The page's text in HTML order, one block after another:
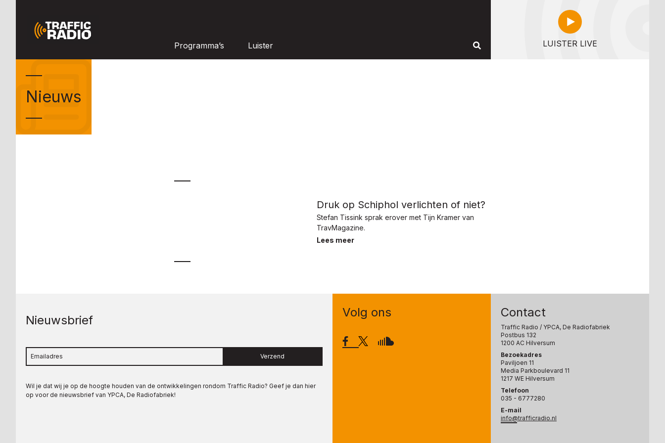
Programma’s Luister LUISTER LIVE
Nieuws
Druk op Schiphol verlichten of niet?
Stefan Tissink sprak erover met Tijn Kramer van
TravMagazine.
Lees meer
Nieuwsbrief
Verzend
Wil je dat wij je op de hoogte houden van de ontwikkelingen rondom Traffic Radio? Geef je dan hier
op voor de nieuwsbrief van YPCA, De Radiofabriek!
Volg ons Contact
Traffic Radio / YPCA, De Radiofabriek
Postbus 132
1200 AC Hilversum
Bezoekadres
Paviljoen 11
Media Parkboulevard 11
1217 WE Hilversum
Telefoon
035 - 6777280
E-mail
info@trafficradio.nl